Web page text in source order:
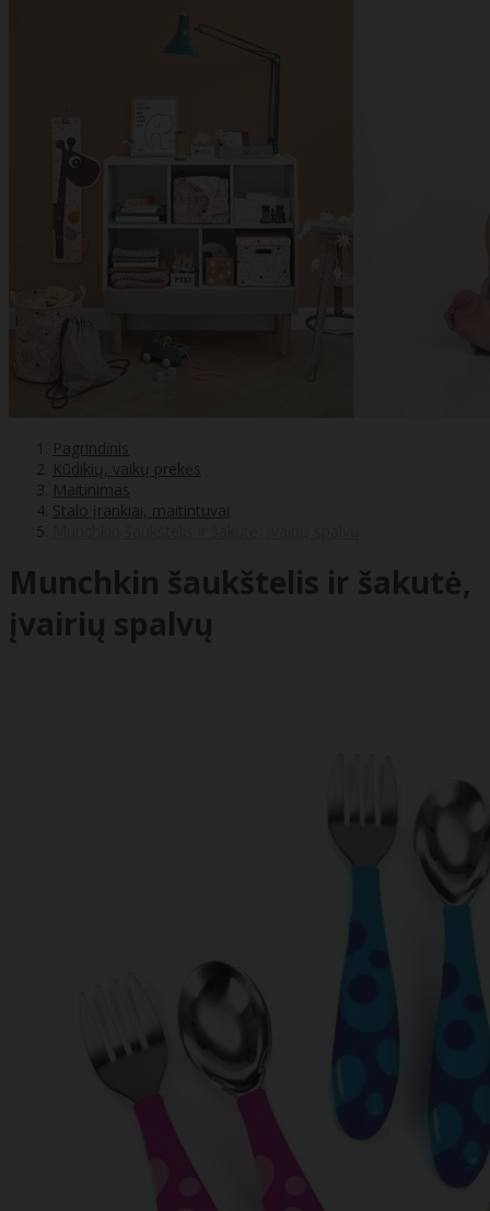
Pagrindinis
Kūdikių, vaikų prekės
Maitinimas
Stalo įrankiai, maitintuvai
Munchkin šaukštelis ir šakutė,
įvairių spalvų